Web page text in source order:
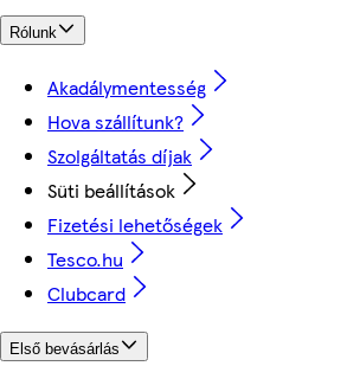
Rólunk
Akadálymentesség
Hova szállítunk?
Szolgáltatás díjak
Süti beállítások
Fizetési lehetőségek
Tesco.hu
Clubcard
Első bevásárlás